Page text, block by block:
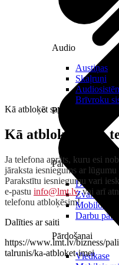
Pārvaldībai
Darbalaika
Zvanu
Mobilo
Darbu
Pārdošanai
Viedkase
Audio
Austiņas
Skaļruņi
Brīvroku
Planšetes
Kā atbloķēt sava telefona
Kā atbloķēt sava
Ja telefona aprāts, kuru esi
jāraksta iesniegums ar
Parakstītu iesniegumu vari
e-pastu info@lmt.lv, vai arī
telefonu atbloķēsim!
Dalīties ar saiti
https://www.lmt.lv/bizness/
talrunis/ka-atbloket-imei